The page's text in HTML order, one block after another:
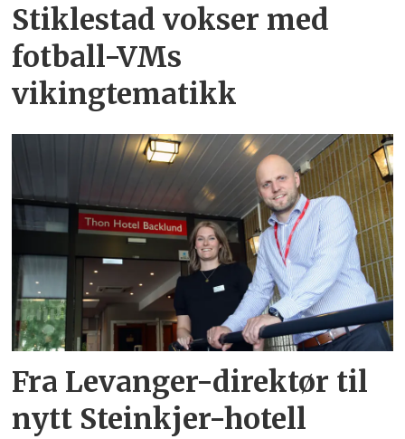
Stiklestad vokser med
fotball-VMs
vikingtematikk
Fra Levanger-direktør til
nytt Steinkjer-hotell